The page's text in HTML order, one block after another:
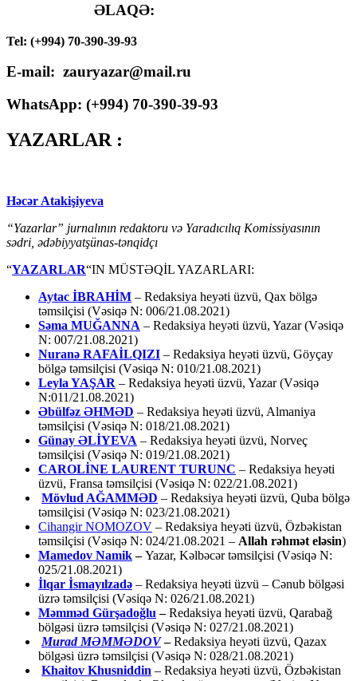
ƏLAQƏ:
Tel: (+994) 70-390-39-93
E-mail: zauryazar@mail.ru
WhatsApp: (+994) 70-390-39-93
YAZARLAR :
Həcər Atakişiyeva
“Yazarlar” jurnalının redaktoru və Yaradıcılıq Komissiyasının
sədri, ədəbiyyatşünas-tənqidçı
“YAZARLAR“IN MÜSTƏQİL YAZARLARI:
Aytac İBRAHİM – Redaksiya heyəti üzvü, Qax bölgə
təmsilçisi (Vəsiqə N: 006/21.08.2021)
Səma MUĞANNA – Redaksiya heyəti üzvü, Yazar (Vəsiqə
N: 007/21.08.2021)
Nuranə RAFAİLQIZI – Redaksiya heyəti üzvü, Göyçay
bölgə təmsilçisi (Vəsiqə N: 010/21.08.2021)
Leyla YAŞAR – Redaksiya heyəti üzvü, Yazar (Vəsiqə
N:011/21.08.2021)
Əbülfəz ƏHMƏD – Redaksiya heyəti üzvü, Almaniya
təmsilçisi (Vəsiqə N: 018/21.08.2021)
Günay ƏLİYEVA – Redaksiya heyəti üzvü, Norveç
təmsilçisi (Vəsiqə N: 019/21.08.2021)
CAROLİNE LAURENT TURUNC – Redaksiya heyəti
üzvü, Fransa təmsilçisi (Vəsiqə N: 022/21.08.2021)
Mövlud AĞAMMƏD – Redaksiya heyəti üzvü, Quba bölgə
təmsilçisi (Vəsiqə N: 023/21.08.2021)
Cihangir NOMOZOV – Redaksiya heyəti üzvü, Özbəkistan
təmsilçisi (Vəsiqə N: 024/21.08.2021 – Allah rəhmət eləsin)
Mamedov Namik–Yazar, Kəlbəcər təmsilçisi (Vəsiqə N:
025/21.08.2021)
İlqar İsmayılzadə – Redaksiya heyəti üzvü – Cənub bölgəsi
üzrə təmsilçisi (Vəsiqə N: 026/21.08.2021)
Məmməd Gürşadoğlu –Redaksiya heyəti üzvü, Qarabağ
bölgəsi üzrə təmsilçisi (Vəsiqə N: 027/21.08.2021)
Murad MƏMMƏDOV –Redaksiya heyəti üzvü, Qazax
bölgəsi üzrə təmsilçisi (Vəsiqə N: 028/21.08.2021)
Khaitov Khusniddin – Redaksiya heyəti üzvü, Özbəkistan